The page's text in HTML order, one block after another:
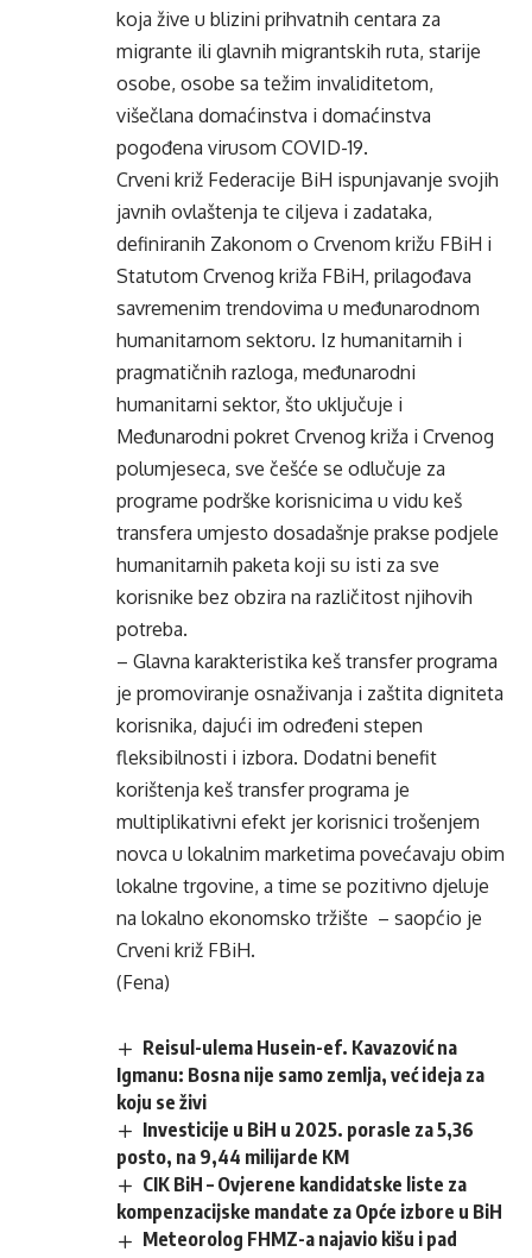
koja žive u blizini prihvatnih centara za
migrante ili glavnih migrantskih ruta, starije
osobe, osobe sa težim invaliditetom,
višečlana domaćinstva i domaćinstva
pogođena virusom COVID-19.
Crveni križ Federacije BiH ispunjavanje svojih
javnih ovlaštenja te ciljeva i zadataka,
definiranih Zakonom o Crvenom križu FBiH i
Statutom Crvenog križa FBiH, prilagođava
savremenim trendovima u međunarodnom
humanitarnom sektoru. Iz humanitarnih i
pragmatičnih razloga, međunarodni
humanitarni sektor, što uključuje i
Međunarodni pokret Crvenog križa i Crvenog
polumjeseca, sve češće se odlučuje za
programe podrške korisnicima u vidu keš
transfera umjesto dosadašnje prakse podjele
humanitarnih paketa koji su isti za sve
korisnike bez obzira na različitost njihovih
potreba.
– Glavna karakteristika keš transfer programa
je promoviranje osnaživanja i zaštita digniteta
korisnika, dajući im određeni stepen
fleksibilnosti i izbora. Dodatni benefit
korištenja keš transfer programa je
multiplikativni efekt jer korisnici trošenjem
novca u lokalnim marketima povećavaju obim
lokalne trgovine, a time se pozitivno djeluje
na lokalno ekonomsko tržište – saopćio je
Crveni križ FBiH.
(Fena)
Reisul-ulema Husein-ef. Kavazović na
Igmanu: Bosna nije samo zemlja, već ideja za
koju se živi
Investicije u BiH u 2025. porasle za 5,36
posto, na 9,44 milijarde KM
CIK BiH – Ovjerene kandidatske liste za
kompenzacijske mandate za Opće izbore u BiH
Meteorolog FHMZ-a najavio kišu i pad